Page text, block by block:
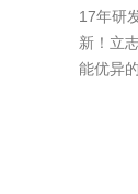
17年研
新！立
能优异